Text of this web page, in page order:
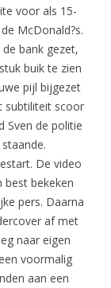
voor als 15-
McDonald?s.
bank gezet,
buik te zien
pijl bijgezet
subtiliteit scoor
Sven de politie
De video
best bekeken
pers. Daarna
af met
naar eigen
voormalig
aan een